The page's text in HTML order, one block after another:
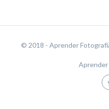
© 2018 - Aprender